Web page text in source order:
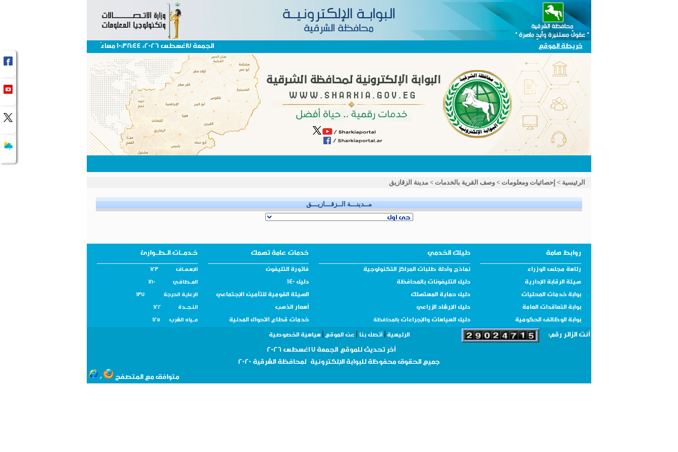
خريطة الموقع الجمعة 7اغسطس 2026، 10:38:44 مساءً
الرئيسية > إحصائيات ومعلومات > وصف القرية بالخدمات > مدينة الزقازيق
مــدينـــة الــزقـــازيـــق
روابط هامة دليلك الخدمي خدمات عامة تهمك خـدمــات الـطــوارئ
رئاسة مجلس الوزراء نماذج وأدلة طلبات المراكز التكنولوجية فاتورة التليفون الإسـعــاف 123
هيئة الرقابة الإدارية دليل التليفونات بالمحافظة دليل 140 المــطافـي 180
بوابة خدمات المحليات دليل حماية المستهلك الهيئة القومية للتأمين الإجتماعي الرعاية الحرجة 137
بوابة التعاقدات العامة دليل الإرشاد الزراعي أسعار الذهب النـجــدة 122
بوابة الوظائف الحكومية دليل السياسات والإجراءات بالمحافظة خدمات قطاع الأحوال المدنية مــياه الشرب 125
أنت الزائر رقم: الرئيسية |أتصل بنا عن الموقع سياسية الخصوصية
أخر تحديث للموقع الجمعة 7 اغسطس 2026
جميع الحقوق محفوظة للبوابة الإلكترونية لمحافظة الشرقية 2020
متوافق مع المتصفح ،